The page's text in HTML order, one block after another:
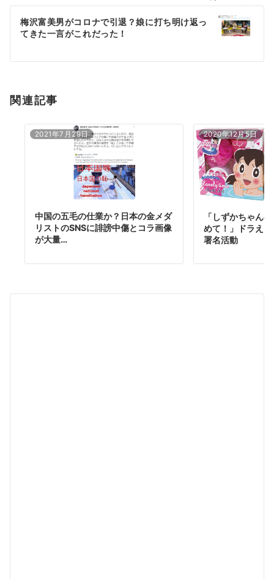
ン
梅沢富美男がコロナで引退？娘に打ち明け返っ
てきた一言がこれだった！
関連記事
2021年7月29日
中国の五毛の仕業か？日本の金メダ
リストのSNSに誹謗中傷とコラ画像
が大量…
2020年12月5日
「しずかちゃん
めて！」ドラえ
署名活動